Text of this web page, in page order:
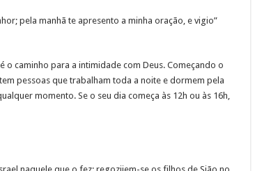
pela manhã te apresento a minha oração, e vigio”
o caminho para a intimidade com Deus. Começando o
pessoas que trabalham toda a noite e dormem pela
momento. Se o seu dia começa às 12h ou às 16h,